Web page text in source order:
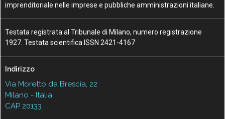
imprenditoriale nelle imprese e pubbliche amministrazioni italiane.
Testata registrata al Tribunale di Milano, numero registrazione
1927. Testata scientifica ISSN 2421-4167
Indirizzo
Via Moretto da Brescia, 22
Milano - Italia
CAP 20133